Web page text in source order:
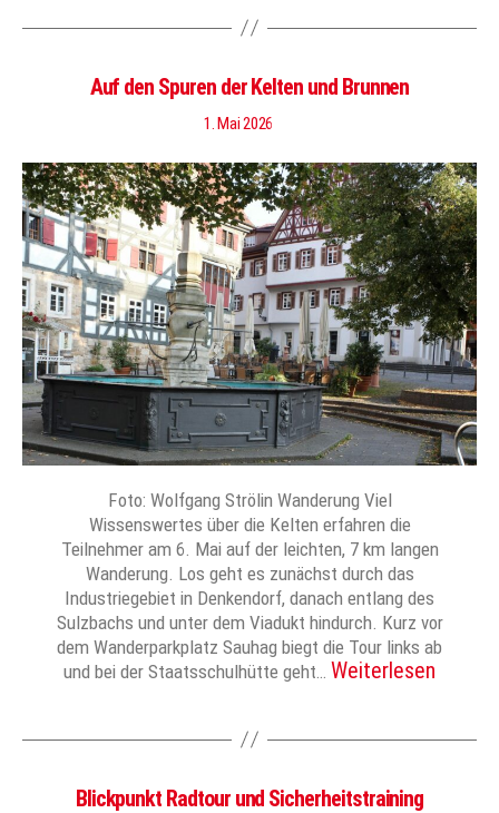
Auf den Spuren der Kelten und Brunnen
1. Mai 2026
Foto: Wolfgang Strölin Wanderung Viel
Wissenswertes über die Kelten erfahren die
Teilnehmer am 6. Mai auf der leichten, 7 km langen
Wanderung. Los geht es zunächst durch das
Industriegebiet in Denkendorf, danach entlang des
Sulzbachs und unter dem Viadukt hindurch. Kurz vor
dem Wanderparkplatz Sauhag biegt die Tour links ab
und bei der Staatsschulhütte geht… Weiterlesen
Blickpunkt Radtour und Sicherheitstraining